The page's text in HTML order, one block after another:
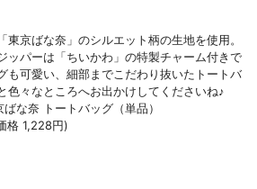
東京ばな奈」のシルエット柄の生地を使用。
ッパーは「ちいかわ」の特製チャーム付きで
も可愛い、細部までこだわり抜いたトートバ
色々なところへお出かけしてくださいね♪
な奈 トートバッグ（単品）
格 1,228円)